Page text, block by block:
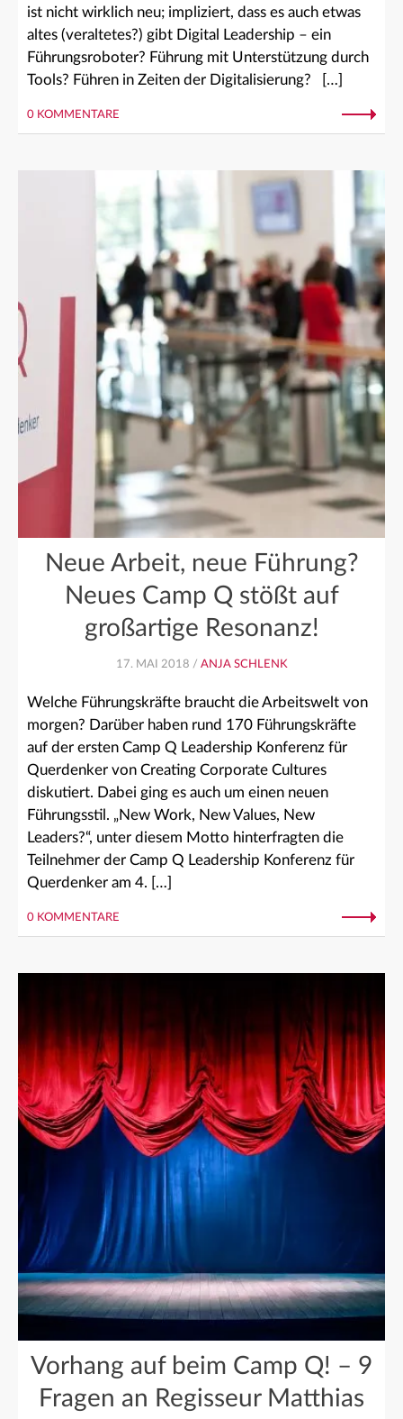
ist nicht wirklich neu; impliziert, dass es auch etwas
altes (veraltetes?) gibt Digital Leadership – ein
Führungsroboter? Führung mit Unterstützung durch
Tools? Führen in Zeiten der Digitalisierung? […]
0 KOMMENTARE
Neue Arbeit, neue Führung?
Neues Camp Q stößt auf
großartige Resonanz!
17. MAI 2018 / ANJA SCHLENK
Welche Führungskräfte braucht die Arbeitswelt von
morgen? Darüber haben rund 170 Führungskräfte
auf der ersten Camp Q Leadership Konferenz für
Querdenker von Creating Corporate Cultures
diskutiert. Dabei ging es auch um einen neuen
Führungsstil. „New Work, New Values, New
Leaders?“, unter diesem Motto hinterfragten die
Teilnehmer der Camp Q Leadership Konferenz für
Querdenker am 4. […]
0 KOMMENTARE
Vorhang auf beim Camp Q! – 9
Fragen an Regisseur Matthias